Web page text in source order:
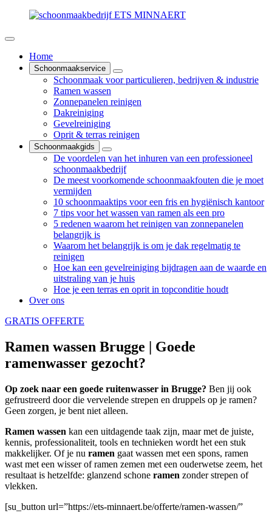
Home
Schoonmaakservice
Schoonmaak voor particulieren, bedrijven & industrie
Ramen wassen
Zonnepanelen reinigen
Dakreiniging
Gevelreiniging
Oprit & terras reinigen
Schoonmaakgids
De voordelen van het inhuren van een professioneel
schoonmaakbedrijf
De meest voorkomende schoonmaakfouten die je moet
vermijden
10 schoonmaaktips voor een fris en hygiënisch kantoor
7 tips voor het wassen van ramen als een pro
5 redenen waarom het reinigen van zonnepanelen
belangrijk is
Waarom het belangrijk is om je dak regelmatig te
reinigen
Hoe kan een gevelreiniging bijdragen aan de waarde en
uitstraling van je huis
Hoe je een terras en oprit in topconditie houdt
Over ons
GRATIS OFFERTE
Ramen wassen Brugge | Goede
ramenwasser gezocht?
Op zoek naar een goede ruitenwasser in Brugge? Ben jij ook
gefrustreerd door die vervelende strepen en druppels op je ramen?
Geen zorgen, je bent niet alleen.
Ramen wassen kan een uitdagende taak zijn, maar met de juiste,
kennis, professionaliteit, tools en technieken wordt het een stuk
makkelijker. Of je nu ramen gaat wassen met een spons, ramen
wast met een wisser of ramen zemen met een ouderwetse zeem, het
resultaat is hetzelfde: glanzend schone ramen zonder strepen of
vlekken.
[su_button url=”https://ets-minnaert.be/offerte/ramen-wassen/”